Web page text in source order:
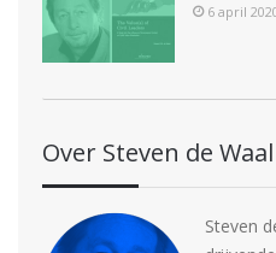
6 april
Over Steven de Waal
Steven